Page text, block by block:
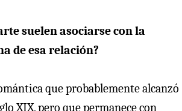
suelen asociarse con la
de esa relación?
que probablemente alcanzó
XIX, pero que permanece con